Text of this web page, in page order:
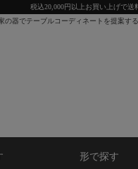
税込20,000円以上お買い上げで送
の器でテーブルコーディネートを提案す
形で探す